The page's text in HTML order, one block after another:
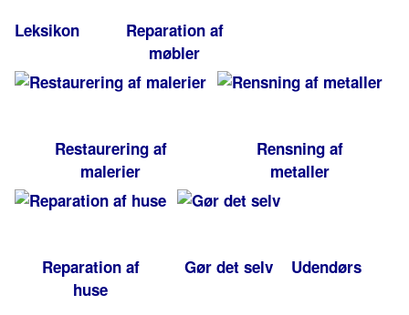
Leksikon
Reparation af
møbler
Restaurering af
malerier
Rensning af
metaller
Reparation af
huse
Gør det selv Udendørs